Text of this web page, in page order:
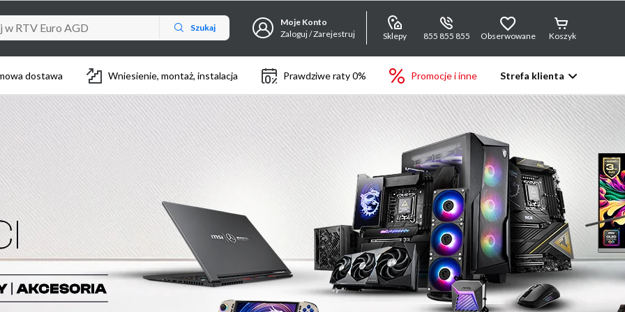
Szukaj
Moje Konto
Zaloguj / Zarejestruj
Sklepy 855 855 855 Obserwowane Koszyk
dostawa Wniesienie, montaż, instalacja Prawdziwe raty 0% Promocje i inne Strefa klienta